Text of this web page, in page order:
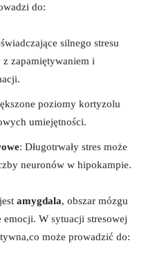
do:
silnego stresu
z zapamiętywaniem i
poziomy kortyzolu
umiejętności.
: Długotrwały stres może
neuronów w hipokampie.
amygdala, obszar mózgu
W sytuacji stresowej
może prowadzić do: